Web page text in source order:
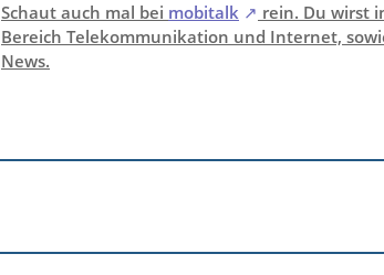
Schaut auch mal bei mobitalk
rein. Du wirst
Bereich Telekommunikation und Internet,
News.